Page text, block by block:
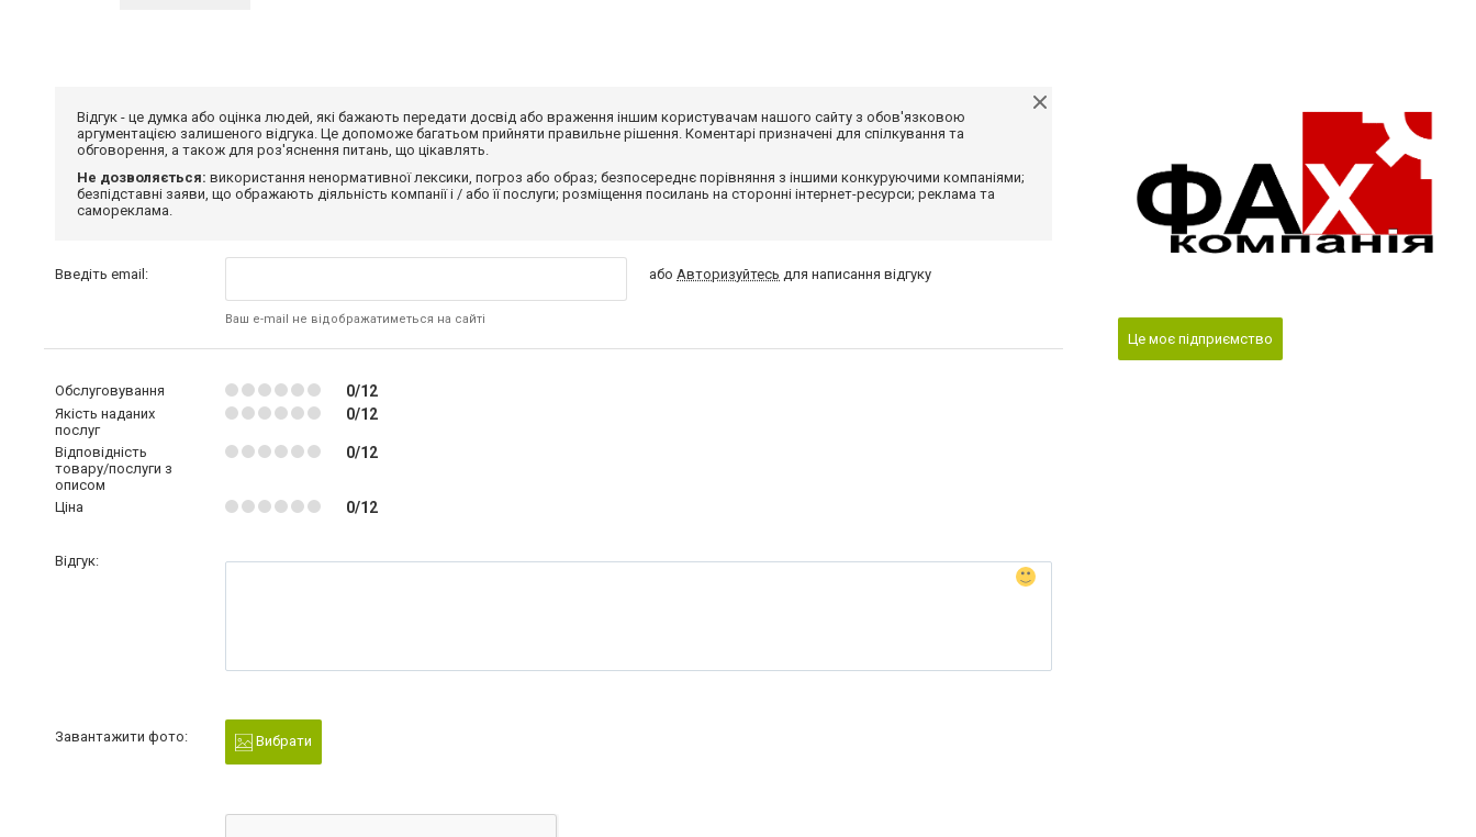
Відгук - це думка або оцінка людей, які бажають передати досвід або враження іншим користувачам нашого сайту з обов'язковою
аргументацією залишеного відгука. Це допоможе багатьом прийняти правильне рішення. Коментарі призначені для спілкування та
обговорення, а також для роз'яснення питань, що цікавлять.
Не дозволяється: використання ненормативної лексики, погроз або образ; безпосереднє порівняння з іншими конкуруючими компаніями;
безпідставні заяви, що ображають діяльність компанії і / або її послуги; розміщення посилань на сторонні інтернет-ресурси; реклама та
самореклама.
Введіть email:
Ваш e-mail не відображатиметься на сайті
абоАвторизуйтесь для написання відгуку
Обслуговування 0/12
Якість наданих
послуг
0/12
Відповідність
товару/послуги з
описом
0/12
Ціна 0/12
Відгук:
Завантажити фото: Вибрати
Це моє підприємство